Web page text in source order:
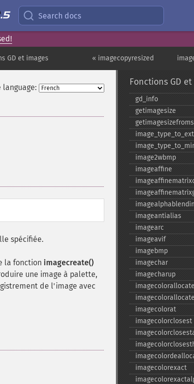
Search docs
« imagecopyresized
GD et images
language:
spécifiée.
la fonction imagecreate()
une image à palette,
de l'image avec
Fonctions GD
gd_​info
getimagesize
image2wbmp
imageaffine
imageantialias
imagearc
imageavif
imagebmp
imagechar
imagecharup
imagecolorallocate
imagecolorat
imagecolorclosest
imagecolorexact